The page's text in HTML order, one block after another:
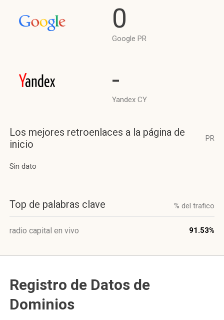
0
Google PR
-
Yandex CY
Los mejores retroenlaces a la página de
inicio
PR
Sin dato
Top de palabras clave % del trafico
radio capital en vivo 91.53%
Registro de Datos de
Dominios